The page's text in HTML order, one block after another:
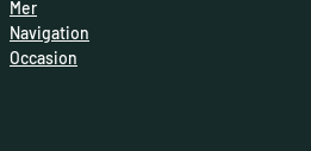
Mer
Navigation
Occasion